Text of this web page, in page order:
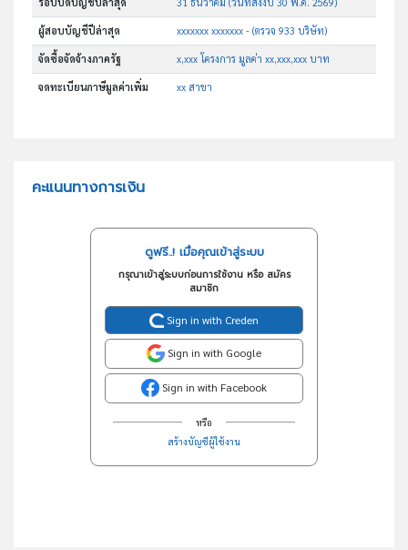
ผู้สอบบัญชีปีล่าสุด xxxxxxx xxxxxxx - (ตรวจ 933 บริษัท)
จัดซื้อจัดจ้างภาครัฐ x,xxx โครงการ มูลค่า xx,xxx,xxx บาท
จดทะเบียนภาษีมูลค่าเพิ่ม xx สาขา
คะแนนทางการเงิน
ดูฟรี..! เมื่อคุณเข้าสู่ระบบ
กรุณาเข้าสู่ระบบก่อนการใช้งาน หรือ สมัคร
สมาชิก
Sign in with Creden
Sign in with Google
Sign in with Facebook
หรือ
สร้างบัญชีผู้ใช้งาน